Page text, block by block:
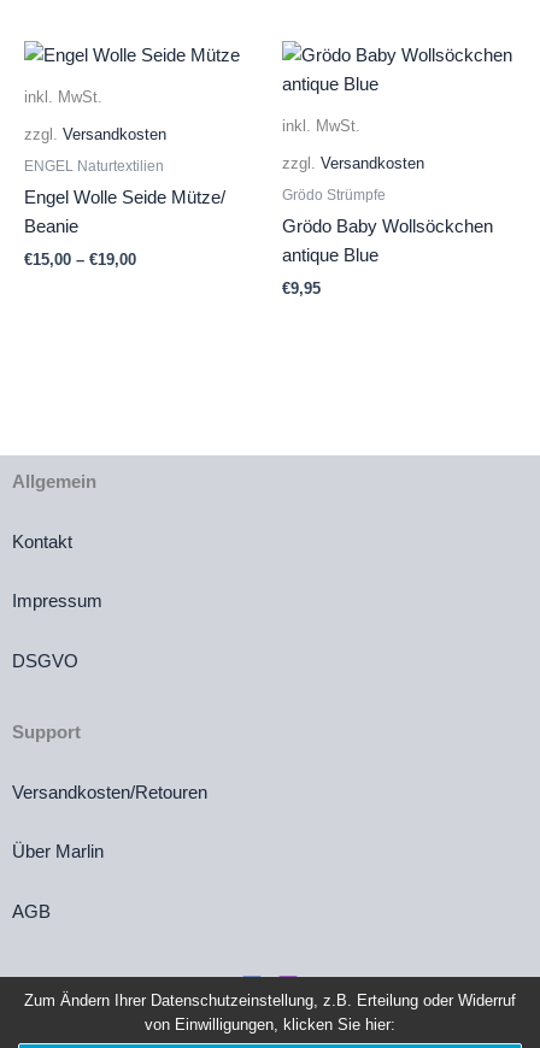
inkl. MwSt.
zzgl. Versandkosten
ENGEL Naturtextilien
Engel Wolle Seide Mütze/
Beanie
€15,00 – €19,00
inkl. MwSt.
zzgl. Versandkosten
Grödo Strümpfe
Grödo Baby Wollsöckchen
antique Blue
€9,95
Allgemein
Kontakt
Impressum
DSGVO
Support
Versandkosten/Retouren
Über Marlin
AGB
Vertrag widerrufen
Zum Ändern Ihrer Datenschutzeinstellung, z.B. Erteilung oder Widerruf
von Einwilligungen, klicken Sie hier: